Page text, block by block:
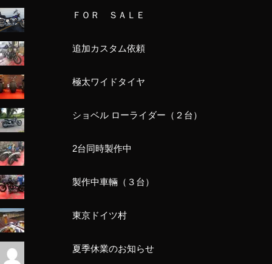
ＦＯＲ ＳＡＬＥ
追加カスタム依頼
極太ワイドタイヤ
ショベル ローライダー（２台）
2台同時製作中
製作中車輛（３台）
東京ドイツ村
夏季休業のお知らせ